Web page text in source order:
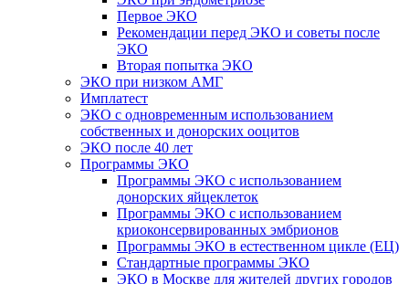
Первое ЭКО
Рекомендации перед ЭКО и советы после
ЭКО
Вторая попытка ЭКО
ЭКО при низком АМГ
Имплатест
ЭКО с одновременным использованием
собственных и донорских ооцитов
ЭКО после 40 лет
Программы ЭКО
Программы ЭКО с использованием
донорских яйцеклеток
Программы ЭКО с использованием
криоконсервированных эмбрионов
Программы ЭКО в естественном цикле (ЕЦ)
Стандартные программы ЭКО
ЭКО в Москве для жителей других городов